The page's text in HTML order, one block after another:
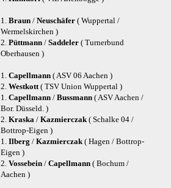
1. Braun / Neuschäfer ( Wuppertal /
Wermelskirchen )
2. Püttmann / Saddeler ( Turnerbund
Oberhausen )
1. Capellmann ( ASV 06 Aachen )
2. Westkott( TSV Union Wuppertal )
1. Capellmann / Bussmann ( ASV Aachen /
Bor. Düsseld. )
2. Kraska / Kazmierczak( Schalke 04 /
Bottrop-Eigen )
1. Ilberg / Kazmierczak( Hagen / Bottrop-
Eigen )
2. Vossebein / Capellmann ( Bochum /
Aachen )